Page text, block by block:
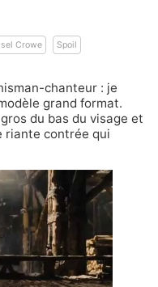
Crowe Spoil
chanteur : je
grand format.
gros du bas du visage et
riante contrée qui